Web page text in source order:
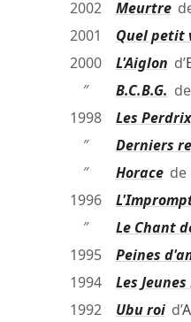
2002
Meurtre
2001
Quel petit
2000
L'Aiglon d’
″
B.C.B.G. de
1998
Les Perdrix
″
Derniers
″
Horacede
1996
″
Le Chant
1995
Peines
1994
Les
1992
Ubu roid’